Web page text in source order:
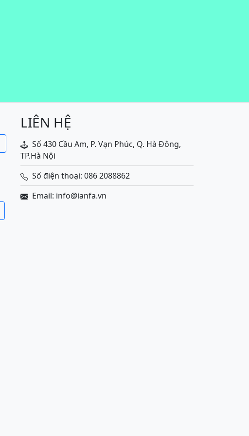
LIÊN HỆ
Số 430 Cầu Am, P. Vạn Phúc, Q. Hà Đông,
TP.Hà Nội
Số điện thoại: 086 2088862
Email: info@ianfa.vn